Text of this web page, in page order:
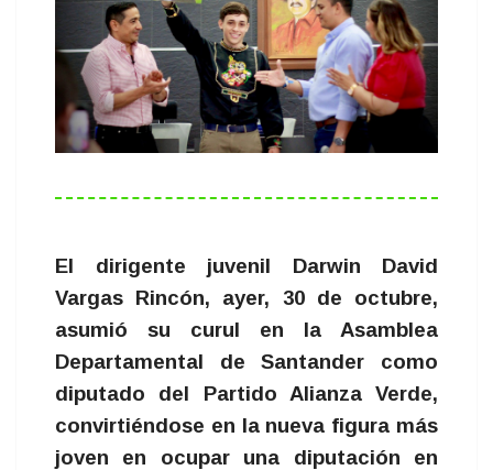
El dirigente juvenil Darwin David
Vargas Rincón, ayer, 30 de octubre,
asumió su curul en la Asamblea
Departamental de Santander como
diputado del Partido Alianza Verde,
convirtiéndose en la nueva figura más
joven en ocupar una diputación en